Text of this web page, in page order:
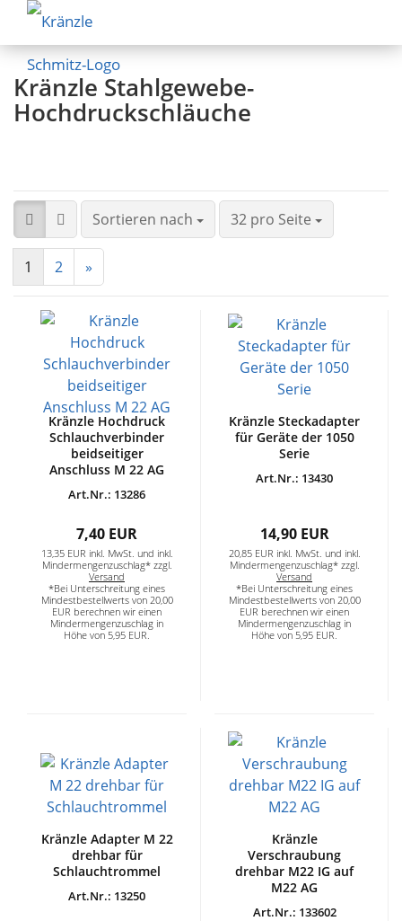
Kränzle Stahlgewebe-
Hochdruckschläuche
Sortieren nach 32 pro Seite
1 2 »
Kränzle Hochdruck
Schlauchverbinder
beidseitiger
Anschluss M 22 AG
Art.Nr.: 13286
7,40 EUR
13,35 EUR inkl. MwSt. und inkl.
Mindermengenzuschlag* zzgl.
Versand
*Bei Unterschreitung eines
Mindestbestellwerts von 20,00
EUR berechnen wir einen
Mindermengenzuschlag in
Höhe von 5,95 EUR.
Kränzle Steckadapter
für Geräte der 1050
Serie
Art.Nr.: 13430
14,90 EUR
20,85 EUR inkl. MwSt. und inkl.
Mindermengenzuschlag* zzgl.
Versand
*Bei Unterschreitung eines
Mindestbestellwerts von 20,00
EUR berechnen wir einen
Mindermengenzuschlag in
Höhe von 5,95 EUR.
Kränzle Adapter M 22
drehbar für
Schlauchtrommel
Art.Nr.: 13250
Kränzle
Verschraubung
drehbar M22 IG auf
M22 AG
Art.Nr.: 133602